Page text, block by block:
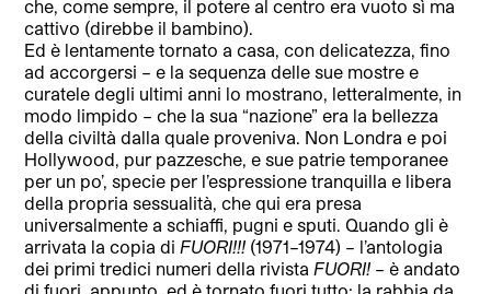
che, come sempre, il potere al centro era vuoto sì ma
cattivo (direbbe il bambino).
Ed è lentamente tornato a casa, con delicatezza, fino
ad accorgersi – e la sequenza delle sue mostre e
curatele degli ultimi anni lo mostrano, letteralmente, in
modo limpido – che la sua “nazione” era la bellezza
della civiltà dalla quale proveniva. Non Londra e poi
Hollywood, pur pazzesche, e sue patrie temporanee
per un po’, specie per l’espressione tranquilla e libera
della propria sessualità, che qui era presa
universalmente a schiaffi, pugni e sputi. Quando gli è
arrivata la copia diFUORI!!! (1971–1974) – l’antologia
dei primi tredici numeri della rivistaFUORI! – è andato